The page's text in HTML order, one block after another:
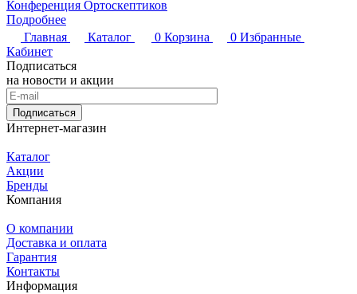
Конференция Ортоскептиков
Подробнее
Главная
Каталог 0 Корзина 0 Избранные
Кабинет
Подписаться
на новости и акции
Подписаться
Интернет-магазин
Каталог
Акции
Бренды
Компания
О компании
Доставка и оплата
Гарантия
Контакты
Информация